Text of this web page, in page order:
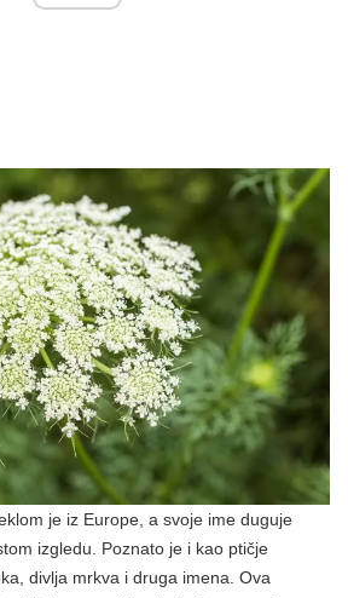
je iz Europe, a svoje ime duguje
izgledu. Poznato je i kao ptičje
divlja mrkva i druga imena. Ova